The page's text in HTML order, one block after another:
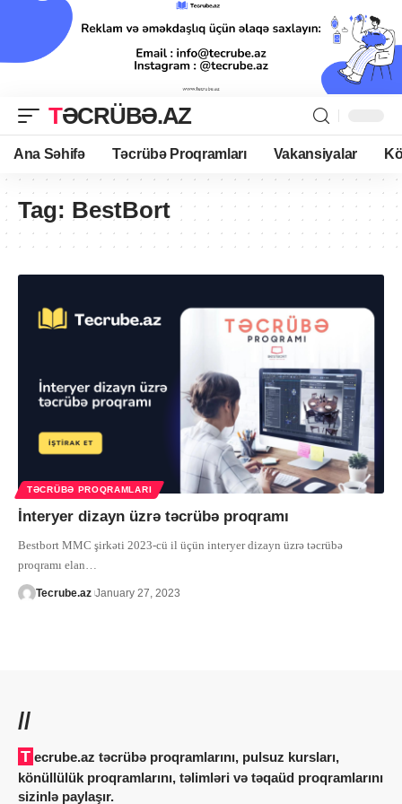
TƏCRÜBƏ.AZ
Ana Səhifə Təcrübə Proqramları Vakansiyalar
Tag: BestBort
TƏCRÜBƏ PROQRAMLARI
İnteryer dizayn üzrə təcrübə proqramı
Bestbort MMC şirkəti 2023-cü il üçün interyer dizayn üzrə təcrübə
proqramı elan…
Tecrube.az January 27, 2023
//
Tecrube.az təcrübə proqramlarını, pulsuz kursları,
könüllülük proqramlarını, təlimləri və təqaüd proqramlarını
sizinlə paylaşır.